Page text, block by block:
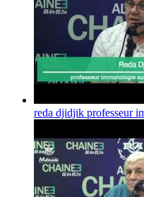
reda djidjik professeur